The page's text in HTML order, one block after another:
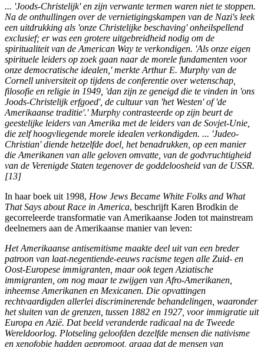
... 'Joods-Christelijk' en zijn verwante termen waren niet te stoppen.
Na de onthullingen over de vernietigingskampen van de Nazi's leek
een uitdrukking als 'onze Christelijke beschaving' onheilspellend
exclusief; er was een grotere uitgebreidheid nodig om de
spiritualiteit van de American Way te verkondigen. 'Als onze eigen
spirituele leiders op zoek gaan naar de morele fundamenten voor
onze democratische idealen,' merkte Arthur E. Murphy van de
Cornell universiteit op tijdens de conferentie over wetenschap,
filosofie en religie in 1949, 'dan zijn ze geneigd die te vinden in 'ons
Joods-Christelijk erfgoed', de cultuur van 'het Westen' of 'de
Amerikaanse traditie'.' Murphy contrasteerde op zijn beurt de
geestelijke leiders van Amerika met de leiders van de Sovjet-Unie,
die zelf hoogvliegende morele idealen verkondigden. ... 'Judeo-
Christian' diende hetzelfde doel, het benadrukken, op een manier
die Amerikanen van alle geloven omvatte, van de godvruchtigheid
van de Verenigde Staten tegenover de goddeloosheid van de USSR.
[13]
In haar boek uit 1998, How Jews Became White Folks and What
That Says about Race in America, beschrijft Karen Brodkin de
gecorreleerde transformatie van Amerikaanse Joden tot mainstream
deelnemers aan de Amerikaanse manier van leven:
Het Amerikaanse antisemitisme maakte deel uit van een breder
patroon van laat-negentiende-eeuws racisme tegen alle Zuid- en
Oost-Europese immigranten, maar ook tegen Aziatische
immigranten, om nog maar te zwijgen van Afro-Amerikanen,
inheemse Amerikanen en Mexicanen. Die opvattingen
rechtvaardigden allerlei discriminerende behandelingen, waaronder
het sluiten van de grenzen, tussen 1882 en 1927, voor immigratie uit
Europa en Azië. Dat beeld veranderde radicaal na de Tweede
Wereldoorlog. Plotseling geloofden dezelfde mensen die nativisme
en xenofobie hadden gepromoot, graag dat de mensen van